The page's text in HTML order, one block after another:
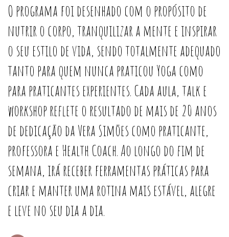
O programa foi desenhado com o propósito de
nutrir o corpo, tranquilizar a mente e inspirar
o seu estilo de vida, sendo totalmente adequado
tanto para quem nunca praticou Yoga como
para praticantes experientes. Cada aula, talk e
workshop reflete o resultado de mais de 20 anos
de dedicação da Vera Simões como praticante,
professora e Health Coach. Ao longo do fim de
semana, irá receber ferramentas práticas para
criar e manter uma rotina mais estável, alegre
e leve no seu dia a dia.